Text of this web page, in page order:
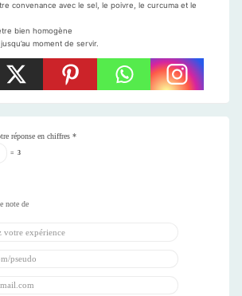
convenance avec le sel, le poivre, le curcuma et le
bien homogène
moment de servir.
réponse en chiffres *
= 3